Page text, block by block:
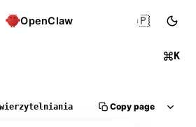
OpenClaw
K
🇵🇱
Copy page